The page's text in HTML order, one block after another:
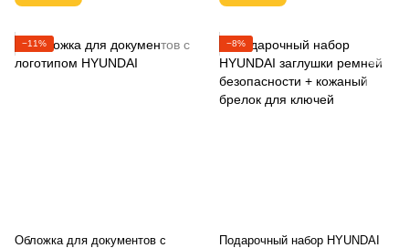
−11%
Обложка для документов с
−8%
Подарочный набор HYUNDAI